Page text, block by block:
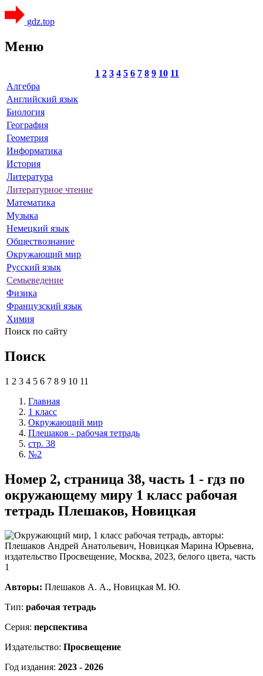
gdz.top
Меню
1 2 3 4 5 6 7 8 9 10 11
Алгебра
Английский язык
Биология
География
Геометрия
Информатика
История
Литература
Литературное чтение
Математика
Музыка
Немецкий язык
Обществознание
Окружающий мир
Русский язык
Семьеведение
Физика
Французский язык
Химия
Поиск по сайту
Поиск
1 2 3 4 5 6 7 8 9 10 11
Главная
1 класс
Окружающий мир
Плешаков - рабочая тетрадь
стр. 38
№2
Номер 2, страница 38, часть 1 - гдз по
окружающему миру 1 класс рабочая
тетрадь Плешаков, Новицкая
Авторы: Плешаков А. А., Новицкая М. Ю.
Тип: рабочая тетрадь
Серия: перспектива
Издательство: Просвещение
Год издания: 2023 - 2026